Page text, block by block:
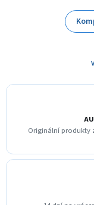
Originální produkty